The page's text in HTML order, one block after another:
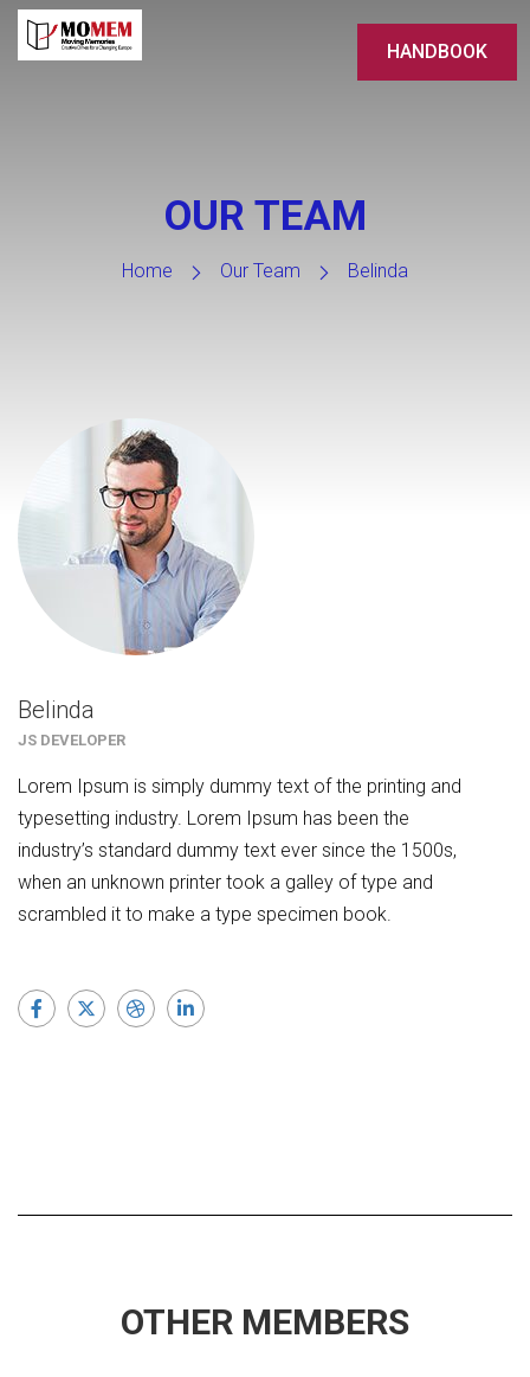
HANDBOOK
OUR TEAM
Home Our Team Belinda
Belinda
JS DEVELOPER
Lorem Ipsum is simply dummy text of the printing and
typesetting industry. Lorem Ipsum has been the
industry’s standard dummy text ever since the 1500s,
when an unknown printer took a galley of type and
scrambled it to make a type specimen book.
OTHER MEMBERS